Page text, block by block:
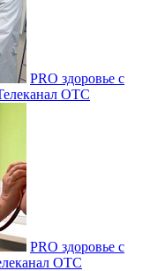
PRO здоровье с
ОТС
PRO здоровье с
ОТС